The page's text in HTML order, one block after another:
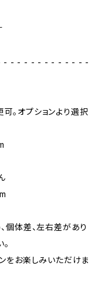
- - - - - - - - - - - -
。オプションより選択
個体差、左右差があり
をお楽しみいただけま